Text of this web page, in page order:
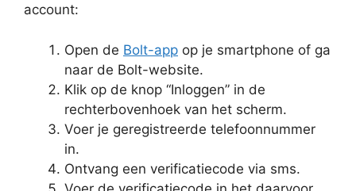
account:
Open de Bolt-app op je smartphone of ga
naar de Bolt-website.
Klik op de knop “Inloggen” in de
rechterbovenhoek van het scherm.
Voer je geregistreerde telefoonnummer
in.
Ontvang een verificatiecode via sms.